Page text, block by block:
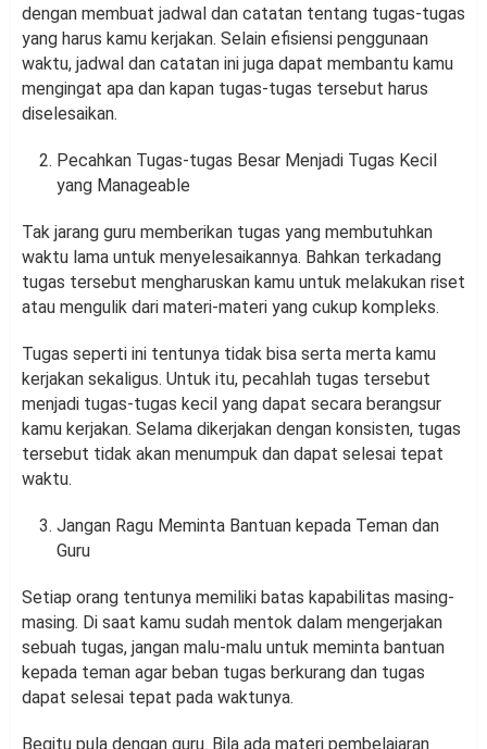
dengan membuat jadwal dan catatan tentang tugas-tugas
yang harus kamu kerjakan. Selain efisiensi penggunaan
waktu, jadwal dan catatan ini juga dapat membantu kamu
mengingat apa dan kapan tugas-tugas tersebut harus
diselesaikan.
Pecahkan Tugas-tugas Besar Menjadi Tugas Kecil
yang Manageable
Tak jarang guru memberikan tugas yang membutuhkan
waktu lama untuk menyelesaikannya. Bahkan terkadang
tugas tersebut mengharuskan kamu untuk melakukan riset
atau mengulik dari materi-materi yang cukup kompleks.
Tugas seperti ini tentunya tidak bisa serta merta kamu
kerjakan sekaligus. Untuk itu, pecahlah tugas tersebut
menjadi tugas-tugas kecil yang dapat secara berangsur
kamu kerjakan. Selama dikerjakan dengan konsisten, tugas
tersebut tidak akan menumpuk dan dapat selesai tepat
waktu.
Jangan Ragu Meminta Bantuan kepada Teman dan
Guru
Setiap orang tentunya memiliki batas kapabilitas masing-
masing. Di saat kamu sudah mentok dalam mengerjakan
sebuah tugas, jangan malu-malu untuk meminta bantuan
kepada teman agar beban tugas berkurang dan tugas
dapat selesai tepat pada waktunya.
Begitu pula dengan guru. Bila ada materi pembelajaran